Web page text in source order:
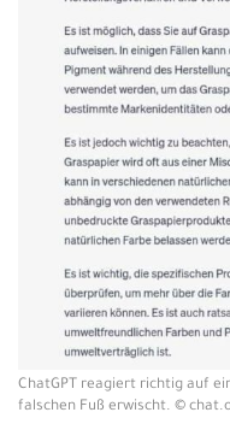
ChatGPT reagiert richtig auf
falschen Fuß erwischt. ©